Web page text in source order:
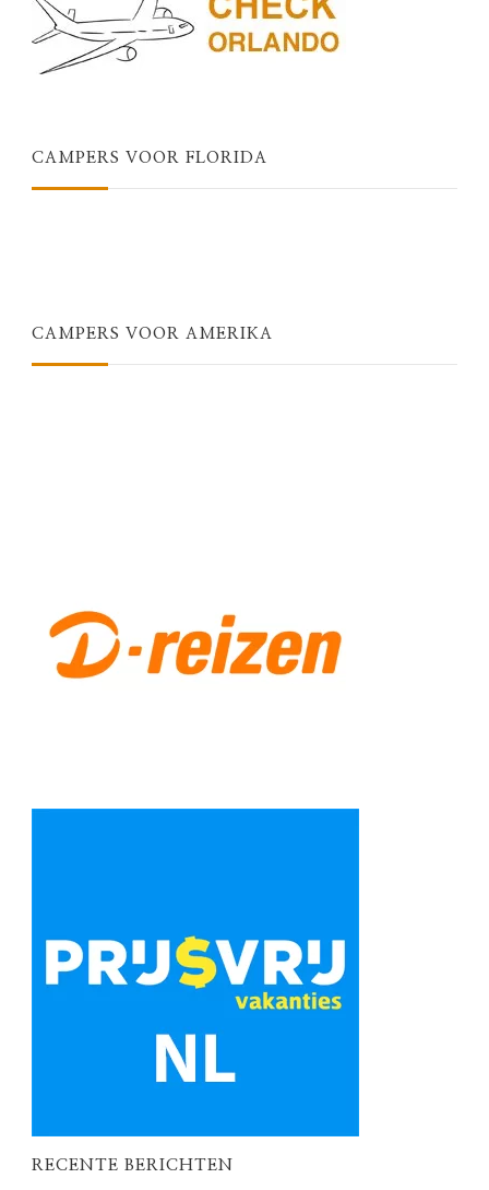
CAMPERS VOOR FLORIDA
CAMPERS VOOR AMERIKA
RECENTE BERICHTEN